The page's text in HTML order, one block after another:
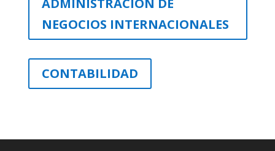
ADMINISTRACIÓN DE
NEGOCIOS INTERNACIONALES
CONTABILIDAD